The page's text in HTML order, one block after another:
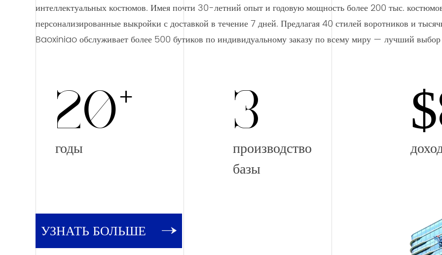
интеллектуальных костюмов. Имея почти 30-летний опыт и годовую мощность более 200 тыс.
персонализированные выкройки с доставкой в течение 7 дней. Предлагая 40 стилей воротников и
Baoxiniao обслуживает более 500 бутиков по индивидуальному заказу по всему миру — лучший
20+
годы
3
производство
базы
УЗНАТЬ БОЛЬШЕ